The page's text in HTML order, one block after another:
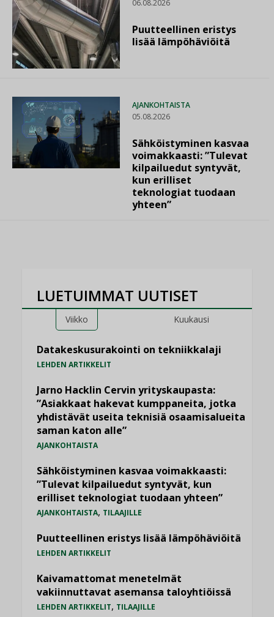
06.08.2026
Puutteellinen eristys
lisää lämpöhäviöitä
AJANKOHTAISTA
05.08.2026
Sähköistyminen kasvaa
voimakkaasti: ”Tulevat
kilpailuedut syntyvät,
kun erilliset
teknologiat tuodaan
yhteen”
LUETUIMMAT UUTISET
Viikko Kuukausi
Datakeskusurakointi on tekniikkalaji
LEHDEN ARTIKKELIT
Jarno Hacklin Cervin yrityskaupasta:
”Asiakkaat hakevat kumppaneita, jotka
yhdistävät useita teknisiä osaamisalueita
saman katon alle”
AJANKOHTAISTA
Sähköistyminen kasvaa voimakkaasti:
”Tulevat kilpailuedut syntyvät, kun
erilliset teknologiat tuodaan yhteen”
AJANKOHTAISTA, TILAAJILLE
Puutteellinen eristys lisää lämpöhäviöitä
LEHDEN ARTIKKELIT
Kaivamattomat menetelmät
vakiinnuttavat asemansa taloyhtiöissä
LEHDEN ARTIKKELIT, TILAAJILLE